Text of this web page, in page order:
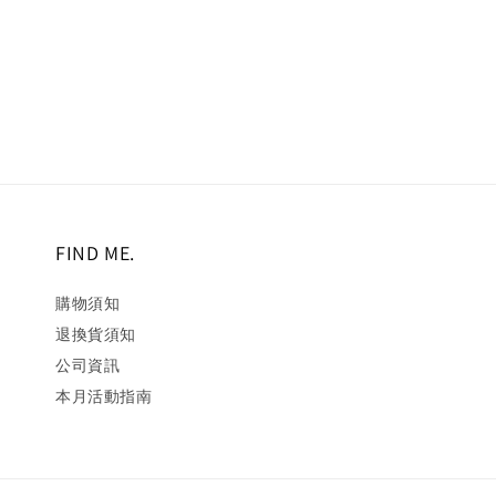
FIND ME.
購物須知
退換貨須知
公司資訊
本月活動指南